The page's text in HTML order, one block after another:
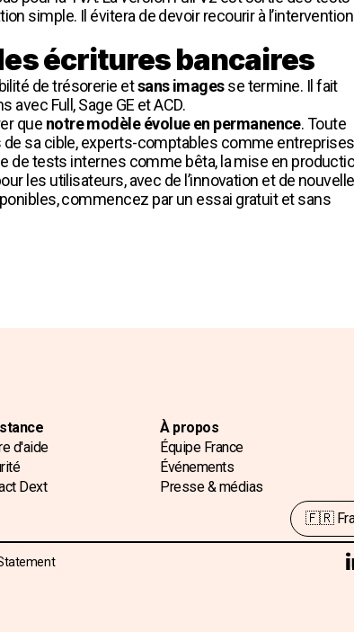
simple. Il évitera de devoir recourir à
écritures bancaires
de trésorerie etsans imagesse termine. Il fait
Full, Sage GE et ACD.
que notre modèle évolue en permanence. Toute
de sa cible, experts-comptables comme
de tests internes comme bêta, la mise en
les utilisateurs, avec de l’innovation et de
commencez par un essai gratuit et sans
d'aide
Dext
À propos
Équipe France
Événements
Presse & médias